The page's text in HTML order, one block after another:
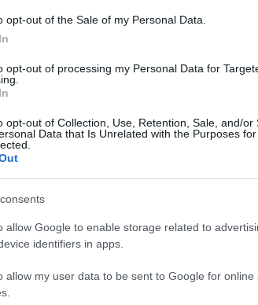
opt-out of the Sale of my Personal Data.
opt-out of processing my Personal Data for
opt-out of Collection, Use, Retention, Sale, and/or
Data that Is Unrelated with the Purposes
allow Google to enable storage related to
identifiers in apps.
allow my user data to be sent to Google for online
legkevésbé otthon a
városa
legyen a Google-találatokban!